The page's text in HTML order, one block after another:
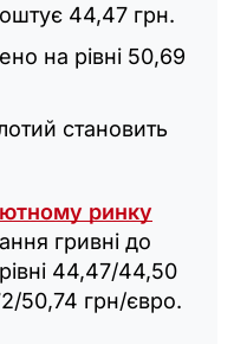
44,47 грн.
на рівні 50,69
становить
ринку
гривні до
44,47/44,50
50,74 грн/євро.